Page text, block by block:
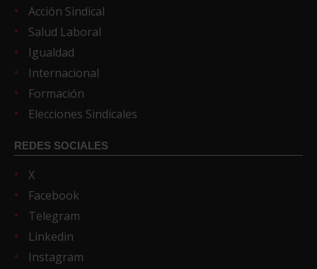
Acción Sindical
Salud Laboral
Igualdad
Internacional
Formación
Elecciones Sindicales
REDES SOCIALES
X
Facebook
Telegram
Linkedin
Instagram